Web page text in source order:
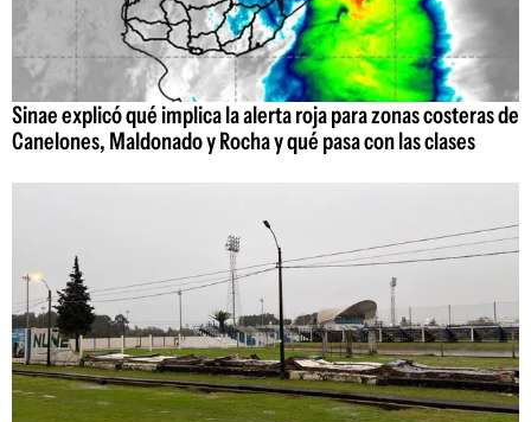
Sinae explicó qué implica la alerta roja para zonas costeras de
Canelones, Maldonado y Rocha y qué pasa con las clases